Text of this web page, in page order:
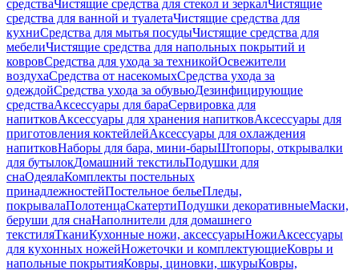
средстваЧистящие средства для стекол и зеркалЧистящие
средства для ванной и туалетаЧистящие средства для
кухниСредства для мытья посудыЧистящие средства для
мебелиЧистящие средства для напольных покрытий и
ковровСредства для ухода за техникойОсвежители
воздухаСредства от насекомыхСредства ухода за
одеждойСредства ухода за обувьюДезинфицирующие
средстваАксессуары для бараСервировка для
напитковАксессуары для хранения напитковАксессуары для
приготовления коктейлейАксессуары для охлаждения
напитковНаборы для бара, мини-барыШтопоры, открывалки
для бутылокДомашний текстильПодушки для
снаОдеялаКомплекты постельных
принадлежностейПостельное бельеПледы,
покрывалаПолотенцаСкатертиПодушки декоративныеМаски,
беруши для снаНаполнители для домашнего
текстиляТканиКухонные ножи, аксессуарыНожиАксессуары
для кухонных ножейНожеточки и комплектующиеКовры и
напольные покрытияКовры, циновки, шкурыКовры,